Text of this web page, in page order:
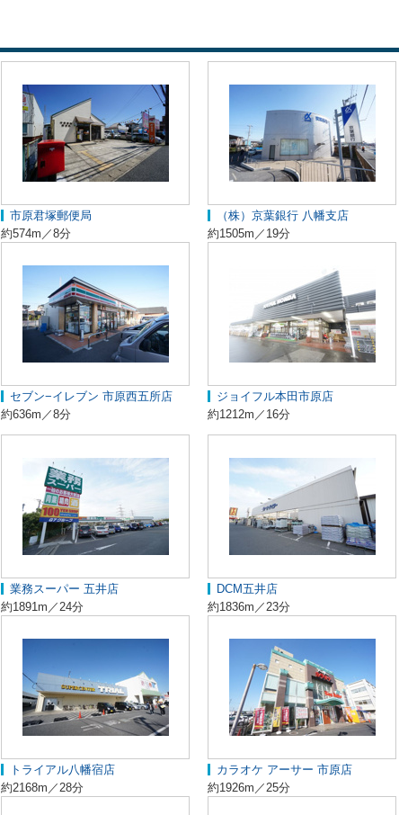
市原君塚郵便局
約574m／8分
（株）京葉銀行 八幡支店
約1505m／19分
セブン−イレブン 市原西五所店
約636m／8分
ジョイフル本田市原店
約1212m／16分
業務スーパー 五井店
約1891m／24分
DCM五井店
約1836m／23分
トライアル八幡宿店
約2168m／28分
カラオケ アーサー 市原店
約1926m／25分